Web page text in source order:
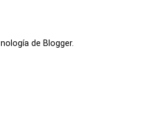
de Blogger.